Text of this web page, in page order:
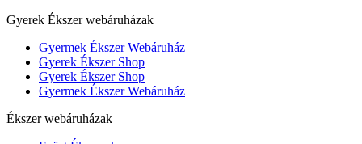
Gyerek Ékszer webáruházak
Gyermek Ékszer Webáruház
Gyerek Ékszer Shop
Gyerek Ékszer Shop
Gyermek Ékszer Webáruház
Ékszer webáruházak